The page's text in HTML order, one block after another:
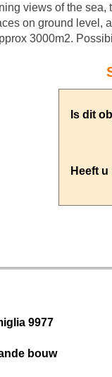
views of the
on ground level,
3000m2.
9977
bouw